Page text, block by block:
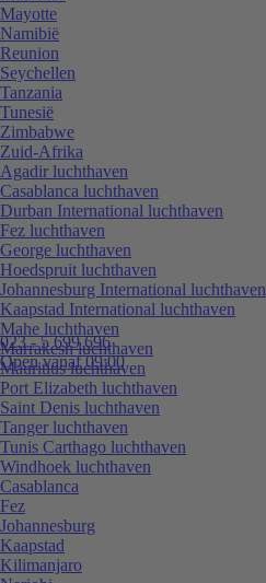
023 - 5 699 696
Open vanaf 09:00
Mayotte
Namibië
Reunion
Seychellen
Tanzania
Tunesië
Zimbabwe
Zuid-Afrika
Agadir luchthaven
Casablanca luchthaven
Durban International luchthaven
Fez luchthaven
George luchthaven
Hoedspruit luchthaven
Johannesburg International luchthaven
Kaapstad International luchthaven
Mahe luchthaven
Marrakesh luchthaven
Mauritius luchthaven
Port Elizabeth luchthaven
Saint Denis luchthaven
Tanger luchthaven
Tunis Carthago luchthaven
Windhoek luchthaven
Casablanca
Fez
Johannesburg
Kaapstad
Kilimanjaro